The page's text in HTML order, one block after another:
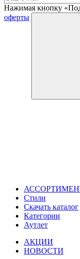
Нажимая кнопку
оферты
Стили
Скачать каталог
Категории
Аутлет
АКЦИИ
НОВОСТИ